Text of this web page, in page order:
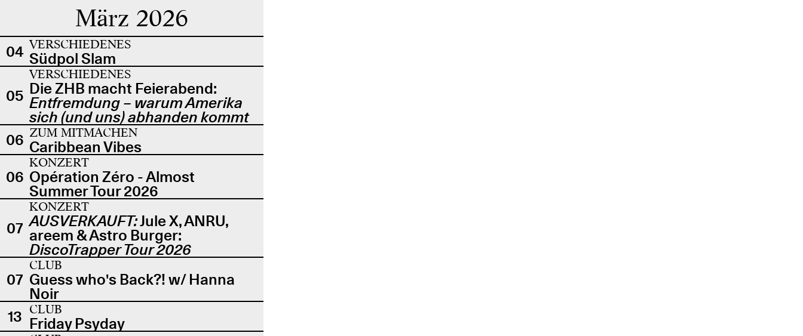
März 2026
04 VERSCHIEDENES
Südpol Slam
05
VERSCHIEDENES
Die ZHB macht Feierabend:
Entfremdung – warum Amerika
sich (und uns) abhanden kommt
06 ZUM MITMACHEN
Caribbean Vibes
06
KONZERT
Opération Zéro - Almost
Summer Tour 2026
07
KONZERT
AUSVERKAUFT:Jule X, ANRU,
areem & Astro Burger:
DiscoTrapper Tour 2026
07
CLUB
Guess who's Back?! w/ Hanna
Noir
13 CLUB
Friday Psyday